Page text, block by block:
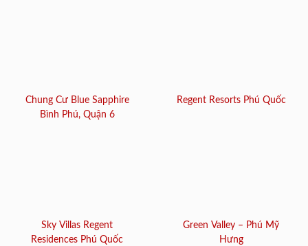
Chung Cư Blue Sapphire
Bình Phú, Quận 6
Regent Resorts Phú Quốc
Sky Villas Regent
Residences Phú Quốc
Green Valley – Phú Mỹ
Hưng